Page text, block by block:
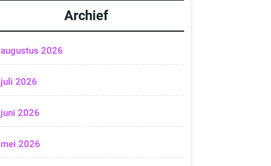
Archief
augustus 2026
juli 2026
juni 2026
mei 2026